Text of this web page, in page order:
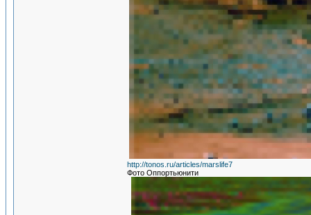
http://tonos.ru/articles/marslife7
Фото Оппортьюнити